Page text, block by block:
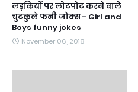
लड़कियों पर लोटपोट करने वाले
चुटकुले फनी जोक्स - Girl and
Boys funny jokes
November 06, 2018